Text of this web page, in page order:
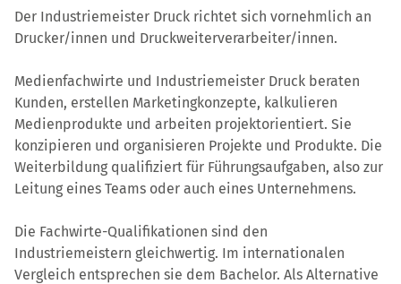
Der Industriemeister Druck richtet sich vornehmlich an
Drucker/innen und Druckweiterverarbeiter/innen.
Medienfachwirte und Industriemeister Druck beraten
Kunden, erstellen Marketingkonzepte, kalkulieren
Medienprodukte und arbeiten projektorientiert. Sie
konzipieren und organisieren Projekte und Produkte. Die
Weiterbildung qualifiziert für Führungsaufgaben, also zur
Leitung eines Teams oder auch eines Unternehmens.
Die Fachwirte-Qualifikationen sind den
Industriemeistern gleichwertig. Im internationalen
Vergleich entsprechen sie dem Bachelor. Als Alternative